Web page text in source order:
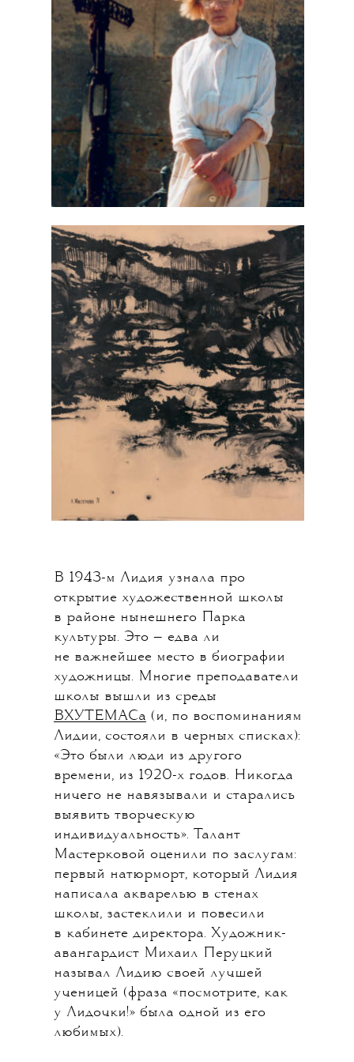
В 1943-м Лидия узнала про
открытие художественной школы
в районе нынешнего Парка
культуры. Это — едва ли
не важнейшее место в биографии
художницы. Многие преподаватели
школы вышли из среды
ВХУТЕМАСа (и, по воспоминаниям
Лидии, состояли в черных списках):
«Это были люди из другого
времени, из 1920-х годов. Никогда
ничего не навязывали и старались
выявить творческую
индивидуальность». Талант
Мастерковой оценили по заслугам:
первый натюрморт, который Лидия
написала акварелью в стенах
школы, застеклили и повесили
в кабинете директора. Художник-
авангардист Михаил Перуцкий
называл Лидию своей лучшей
ученицей (фраза «посмотрите, как
у Лидочки!» была одной из его
любимых).